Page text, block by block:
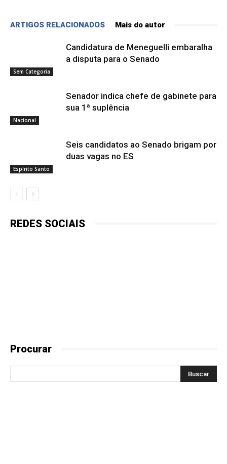
ARTIGOS RELACIONADOS Mais do autor
Sem Categoria
Candidatura de Meneguelli embaralha
a disputa para o Senado
Nacional
Senador indica chefe de gabinete para
sua 1ª suplência
Espírito Santo
Seis candidatos ao Senado brigam por
duas vagas no ES
REDES SOCIAIS
Procurar